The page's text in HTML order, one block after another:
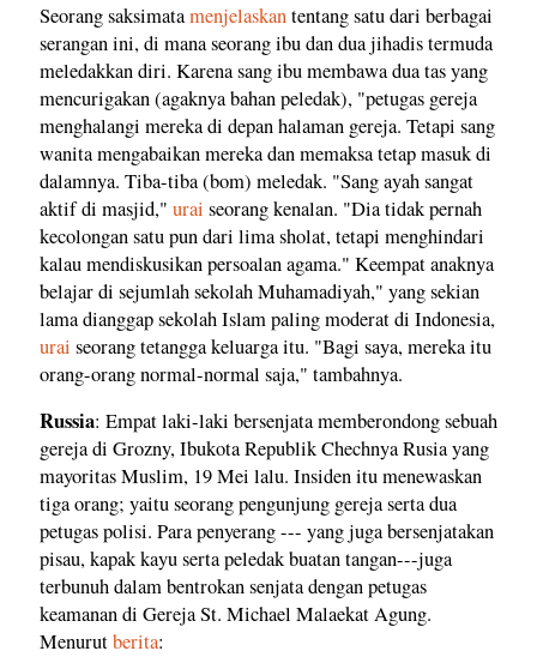
Seorang saksimatamenjelaskantentang satu dari berbagai
serangan ini, di mana seorang ibu dan dua jihadis termuda
meledakkan diri. Karena sang ibu membawa dua tas yang
mencurigakan (agaknya bahan peledak), "petugas gereja
menghalangi mereka di depan halaman gereja. Tetapi sang
wanita mengabaikan mereka dan memaksa tetap masuk di
dalamnya. Tiba-tiba (bom) meledak. "Sang ayah sangat
aktif di masjid," urai seorang kenalan. "Dia tidak pernah
kecolongan satu pun dari lima sholat, tetapi menghindari
kalau mendiskusikan persoalan agama." Keempat anaknya
belajar di sejumlah sekolah Muhamadiyah," yang sekian
lama dianggap sekolah Islam paling moderat di Indonesia,
urai seorang tetangga keluarga itu. "Bagi saya, mereka itu
orang-orang normal-normal saja," tambahnya.
Russia: Empat laki-laki bersenjata memberondong sebuah
gereja di Grozny, Ibukota Republik Chechnya Rusia yang
mayoritas Muslim, 19 Mei lalu. Insiden itu menewaskan
tiga orang; yaitu seorang pengunjung gereja serta dua
petugas polisi. Para penyerang --- yang juga bersenjatakan
pisau, kapak kayu serta peledak buatan tangan---juga
terbunuh dalam bentrokan senjata dengan petugas
keamanan di Gereja St. Michael Malaekat Agung.
Menurutberita: